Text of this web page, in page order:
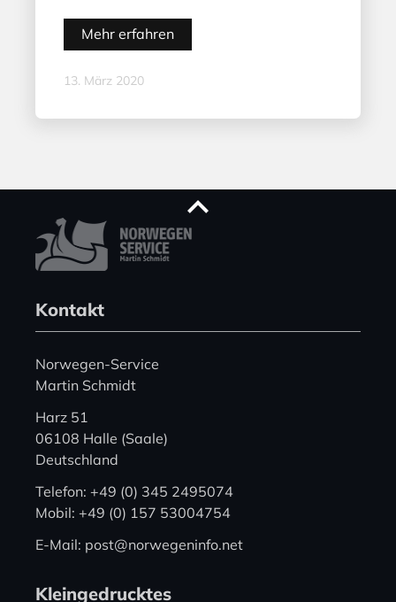
Mehr erfahren
13. März 2020
Kontakt
Norwegen-Service
Martin Schmidt
Harz 51
06108 Halle (Saale)
Deutschland
Telefon: +49 (0) 345 2495074
Mobil: +49 (0) 157 53004754
E-Mail: post@norwegeninfo.net
Kleingedrucktes